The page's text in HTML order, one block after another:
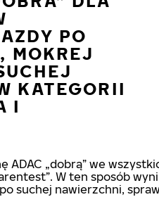
PO
MOKREJ
KATEGORII
I
ADAC „dobrą” we
W ten sposób
suchej nawierzchni,